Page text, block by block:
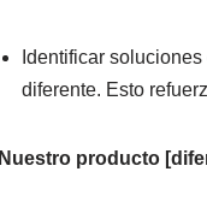
Identificar
diferente. Esto
Nuestro producto